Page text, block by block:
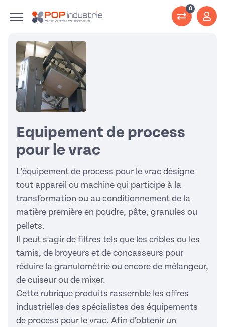
0
Equipement de process
pour le vrac
L'équipement de process pour le vrac désigne
tout appareil ou machine qui participe à la
transformation ou au conditionnement de la
matière première en poudre, pâte, granules ou
pellets.
Il peut s'agir de filtres tels que les cribles ou les
tamis, de broyeurs et de concasseurs pour
réduire la granulométrie ou encore de mélangeur,
de cuiseur ou de mixer.
Cette rubrique produits rassemble les offres
industrielles des spécialistes des équipements
de process pour le vrac. Afin d’obtenir un